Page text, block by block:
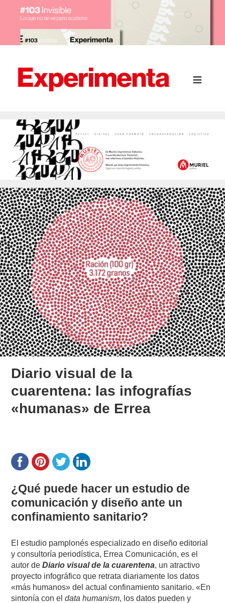
Diario visual de la
cuarentena: las infografías
«humanas» de Errea
¿Qué puede hacer un estudio de
comunicación y diseño ante un
confinamiento sanitario?
El estudio pamplonés especializado en diseño editorial
y consultoría periodística, Errea Comunicación, es el
autor deDiario visual de la cuarentena, un atractivo
proyecto infográfico que retrata diariamente los datos
«más humanos» del actual confinamiento sanitario. «En
sintonía con eldata humanism, los datos pueden y